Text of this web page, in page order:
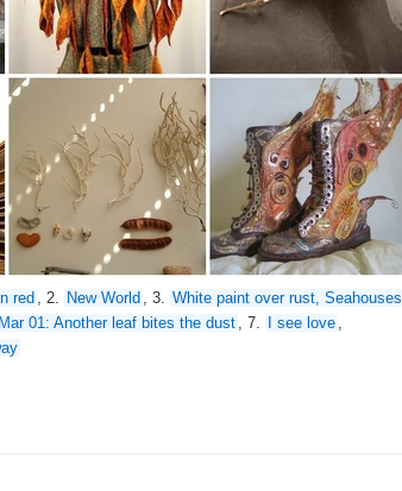
red , 2. New World , 3. White paint over rust, Seahouses
Mar 01: Another leaf bites the dust , 7. I see love ,